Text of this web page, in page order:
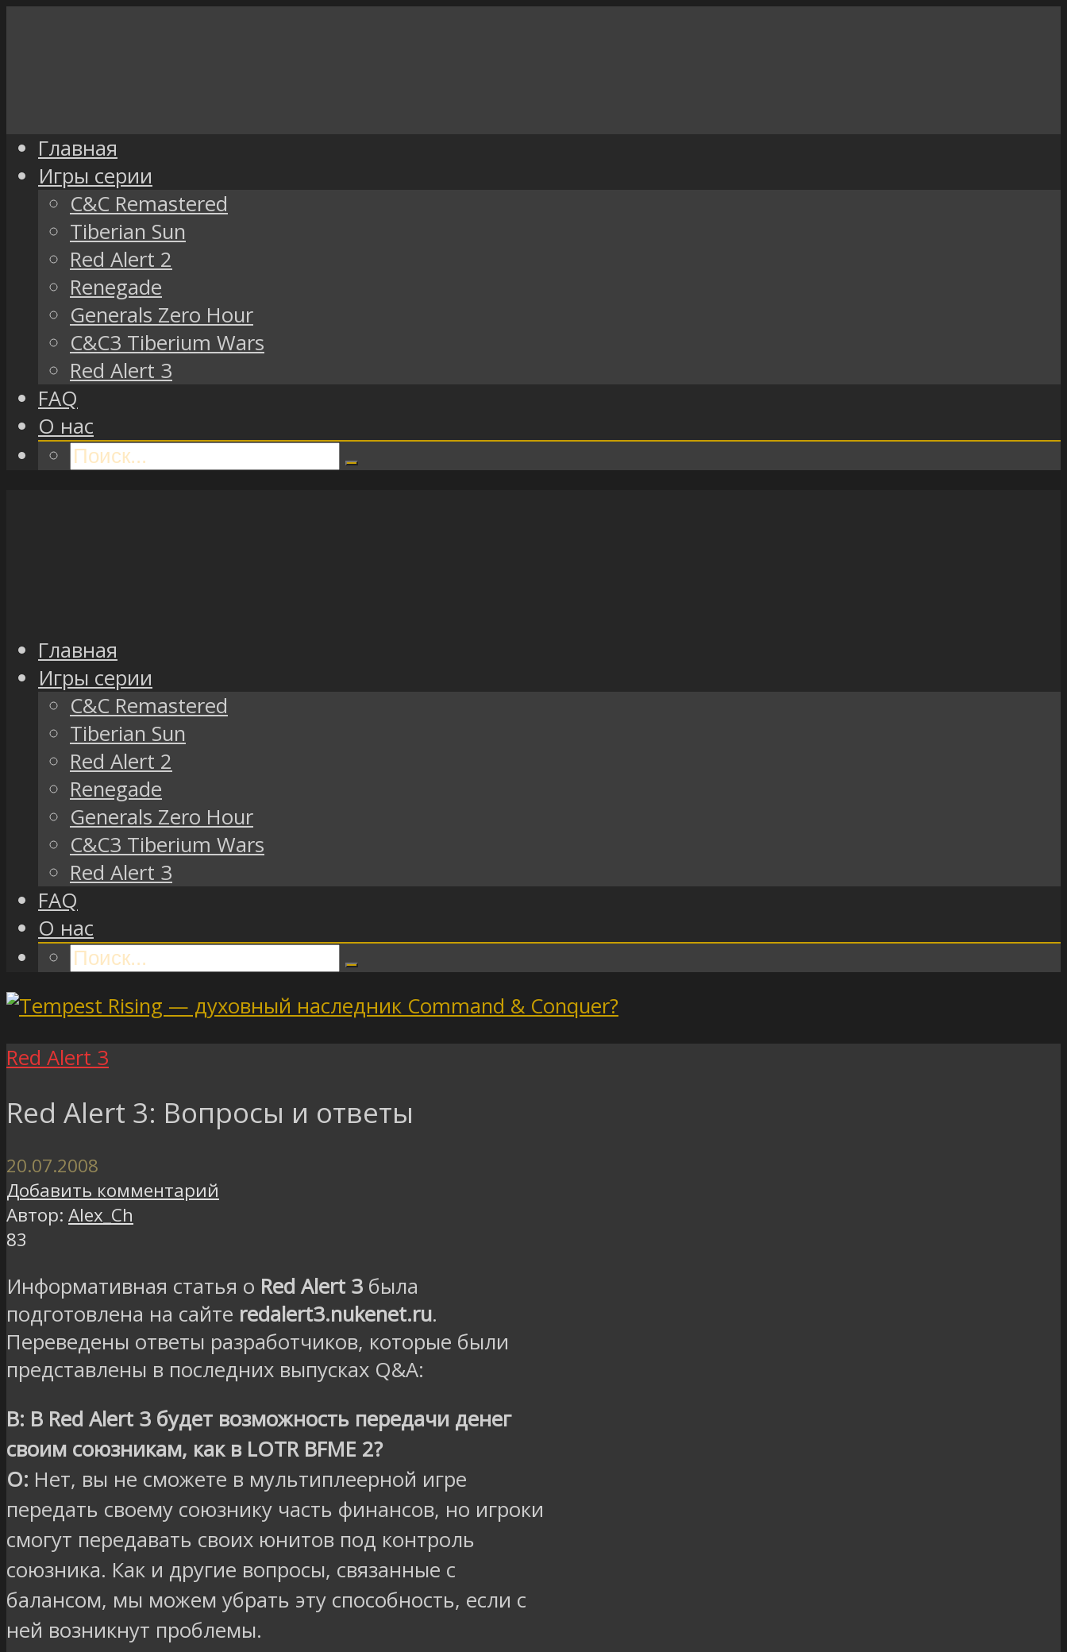
Главная
Игры серии
C&C Remastered
Tiberian Sun
Red Alert 2
Renegade
Generals Zero Hour
C&C3 Tiberium Wars
Red Alert 3
FAQ
О нас
Главная
Игры серии
C&C Remastered
Tiberian Sun
Red Alert 2
Renegade
Generals Zero Hour
C&C3 Tiberium Wars
Red Alert 3
FAQ
О нас
Red Alert 3
Red Alert 3: Вопросы и ответы
20.07.2008
Добавить комментарий
Автор: Alex_Ch
83
Информативная статья о Red Alert 3 была
подготовлена на сайте redalert3.nukenet.ru.
Переведены ответы разработчиков, которые были
представлены в последних выпусках Q&A:
В: В Red Alert 3 будет возможность передачи денег
своим союзникам, как в LOTR BFME 2?
О: Нет, вы не сможете в мультиплеерной игре
передать своему союзнику часть финансов, но игроки
смогут передавать своих юнитов под контроль
союзника. Как и другие вопросы, связанные с
балансом, мы можем убрать эту способность, если с
ней возникнут проблемы.